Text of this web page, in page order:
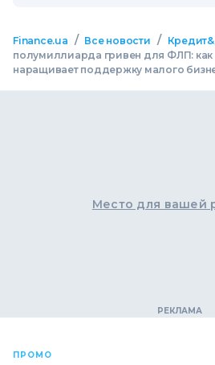
Finance.ua / Все новости /
полумиллиарда гривен для ФЛП: как
наращивает поддержку малого
Место для вашей
ПРОМО